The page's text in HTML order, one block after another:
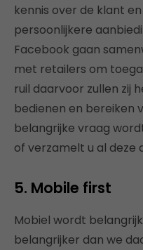
kennis over de klant
persoonlijkere
Facebook gaan
met retailers om
ruil daarvoor zullen zij
bedienen en bereiken
belangrijke vraag
of verzamelt u al deze
5. Mobile first
Mobiel wordt
belangrijker dan we